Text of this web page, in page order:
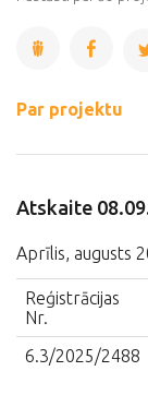
Par projektu
Atskaite
Aprīlis, augusts
Reģistrācijas
Nr.
6.3/2025/2488